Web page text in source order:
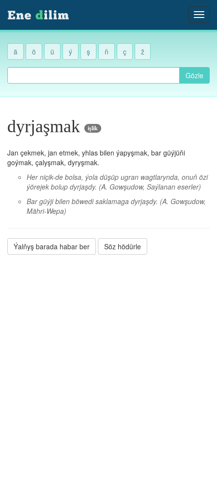
ä ö ü ý ş ň ç ž
Gözle
dyrjaşmak işlik
Jan çekmek, jan etmek, yhlas bilen ýapyşmak, bar güýjüňi
goýmak, çalyşmak, dyryşmak.
Her niçik-de bolsa, ýola düşüp ugran wagtlarynda, onuň özi
ýörejek bolup dyrjaşdy. (A. Gowşudow, Saýlanan eserler)
Bar güýji bilen böwedi saklamaga dyrjaşdy. (A. Gowşudow,
Mähri-Wepa)
Ýalňyş barada habar ber Söz hödürle